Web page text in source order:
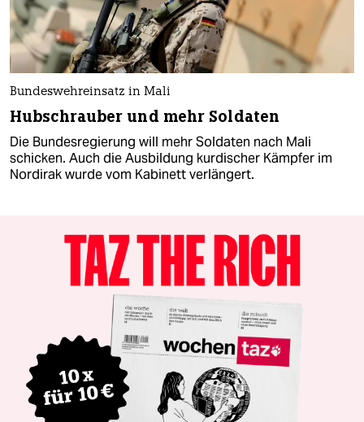
Bundeswehreinsatz in Mali
Hubschrauber und mehr Soldaten
Die Bundesregierung will mehr Soldaten nach Mali
schicken. Auch die Ausbildung kurdischer Kämpfer im
Nordirak wurde vom Kabinett verlängert.